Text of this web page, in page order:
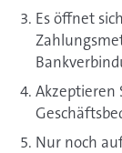
Es öffnet
Akzeptieren
Nur noch